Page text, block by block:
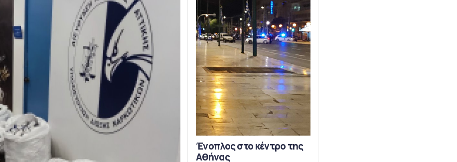
Ένοπλος στο κέντρο της
Αθήνας